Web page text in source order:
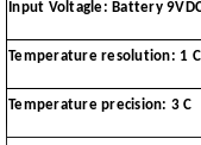
Input Voltagle: Battery
Temperature resolution: 1 C
Temperature precision: 3 C